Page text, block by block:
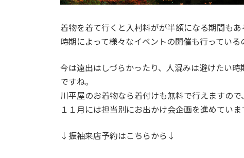
着物を着て行くと入村料がが半額になる期間もあ
時期によって様々なイベントの開催も行っている
今は遠出はしづらかったり、人混みは避けたい
ですね。
川平屋のお着物なら着付けも無料で行えますので
１１月には担当別にお出かけ会企画を進めてい
↓振袖来店予約はこちらから↓